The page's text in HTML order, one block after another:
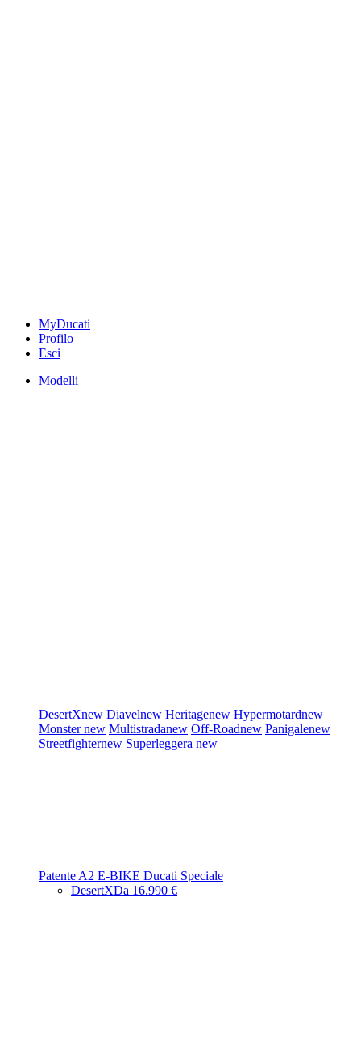
MyDucati
Profilo
Esci
Modelli
DesertXnew Diavelnew Heritagenew Hypermotardnew
Monsternew Multistradanew Off-Roadnew Panigalenew
Streetfighternew Superleggera new
Patente A2 E-BIKE Ducati Speciale
DesertXDa 16.990 €